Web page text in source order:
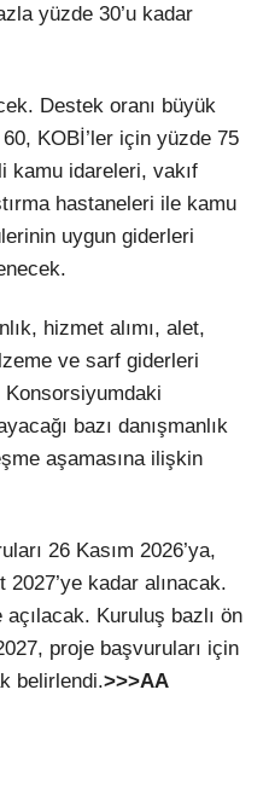
yüzde 30’u kadar
Destek oranı büyük
KOBİ’ler için yüzde 75
kamu idareleri, vakıf
hastaneleri ile kamu
uygun giderleri
hizmet alımı, alet,
ve sarf giderleri
Konsorsiyumdaki
bazı danışmanlık
aşamasına ilişkin
26 Kasım 2026’ya,
kadar alınacak.
açılacak. Kuruluş bazlı ön
proje başvuruları için
belirlendi.>>>AA